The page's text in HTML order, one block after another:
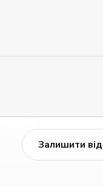
Залишити